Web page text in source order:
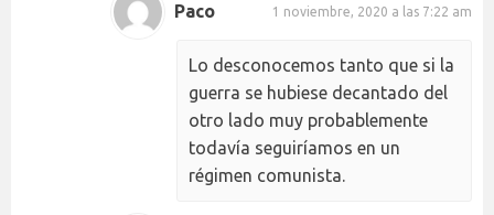
Paco 1 noviembre, 2020 a las 7:22 am
Lo desconocemos tanto que si la
guerra se hubiese decantado del
otro lado muy probablemente
todavía seguiríamos en un
régimen comunista.